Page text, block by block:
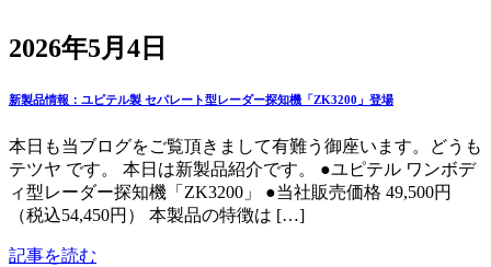
2026年5月4日
新製品情報：ユピテル製 セパレート型レーダー探知機「ZK3200」登場
本日も当ブログをご覧頂きまして有難う御座います。どうも
テツヤ です。 本日は新製品紹介です。 ●ユピテル ワンボデ
ィ型レーダー探知機「ZK3200」 ●当社販売価格 49,500円
（税込54,450円） 本製品の特徴は […]
記事を読む